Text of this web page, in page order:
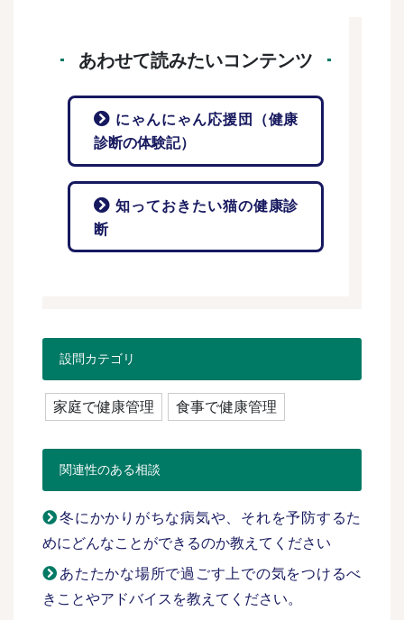
あわせて読みたいコンテンツ
にゃんにゃん応援団（健康
診断の体験記）
知っておきたい猫の健康診
断
設問カテゴリ
家庭で健康管理 食事で健康管理
関連性のある相談
冬にかかりがちな病気や、それを予防するた
めにどんなことができるのか教えてください
あたたかな場所で過ごす上での気をつけるべ
きことやアドバイスを教えてください。